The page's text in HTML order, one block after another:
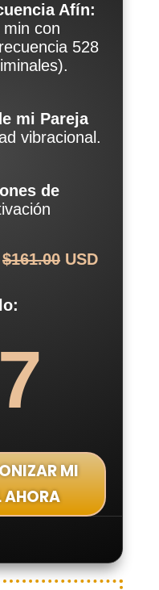
Afín:
con
528
mi Pareja
vibracional.
de
$161.00USD
MI
AHORA